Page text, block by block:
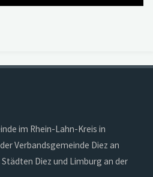
im Rhein-Lahn-Kreis in
Verbandsgemeinde Diez an
Diez und Limburg an der